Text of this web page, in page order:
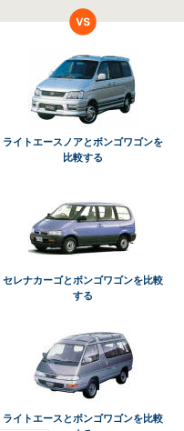
ライトエースノアとボンゴワゴンを
比較する
セレナカーゴとボンゴワゴンを比較
する
ライトエースとボンゴワゴンを比較